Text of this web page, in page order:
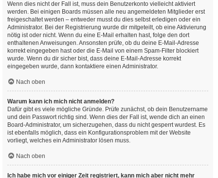
Wenn dies nicht der Fall ist, muss dein Benutzerkonto vielleicht aktiviert
werden. Bei einigen Boards müssen alle neu angemeldeten Mitglieder erst
freigeschaltet werden – entweder musst du dies selbst erledigen oder ein
Administrator. Bei der Registrierung wurde dir mitgeteilt, ob eine Aktivierung
nötig ist oder nicht. Wenn du eine E-Mail erhalten hast, folge den dort
enthaltenen Anweisungen. Ansonsten prüfe, ob du deine E-Mail-Adresse
korrekt eingegeben hast oder die E-Mail von einem Spam-Filter blockiert
wurde. Wenn du dir sicher bist, dass deine E-Mail-Adresse korrekt
eingegeben wurde, dann kontaktiere einen Administrator.
Nach oben
Warum kann ich mich nicht anmelden?
Dafür gibt es viele mögliche Gründe. Prüfe zunächst, ob dein Benutzername
und dein Passwort richtig sind. Wenn dies der Fall ist, wende dich an einen
Board-Administrator, um sicherzugehen, dass du nicht gesperrt wurdest. Es
ist ebenfalls möglich, dass ein Konfigurationsproblem mit der Website
vorliegt, welches ein Administrator lösen muss.
Nach oben
Ich habe mich vor einiger Zeit registriert, kann mich aber nicht mehr